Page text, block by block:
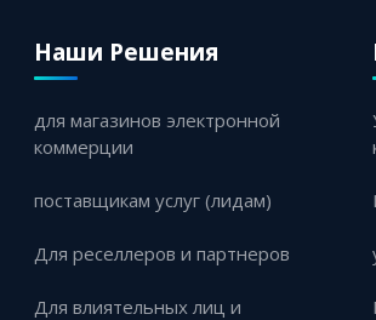
Наши Решения
для магазинов электронной
коммерции
поставщикам услуг (лидам)
Для реселлеров и партнеров
Для влиятельных лиц и